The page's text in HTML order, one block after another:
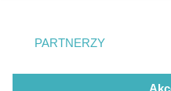
Gliwice
prywatności znajdujący się
. Niektóre rodzaje
zgody użytkownika, ale
takiemu przetwarzaniu.
PARTNERZY